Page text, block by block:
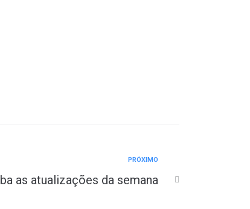
PRÓXIMO
as atualizações da semana